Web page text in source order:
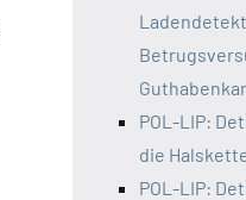
POL-LIP:
die
POL-LIP: